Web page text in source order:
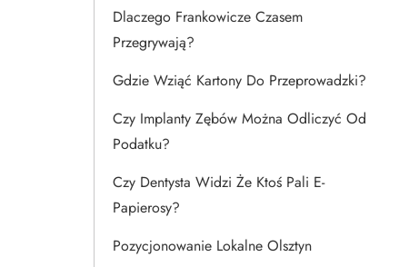
Dlaczego Frankowicze Czasem
Przegrywają?
Gdzie Wziąć Kartony Do Przeprowadzki?
Czy Implanty Zębów Można Odliczyć Od
Podatku?
Czy Dentysta Widzi Że Ktoś Pali E-
Papierosy?
Pozycjonowanie Lokalne Olsztyn